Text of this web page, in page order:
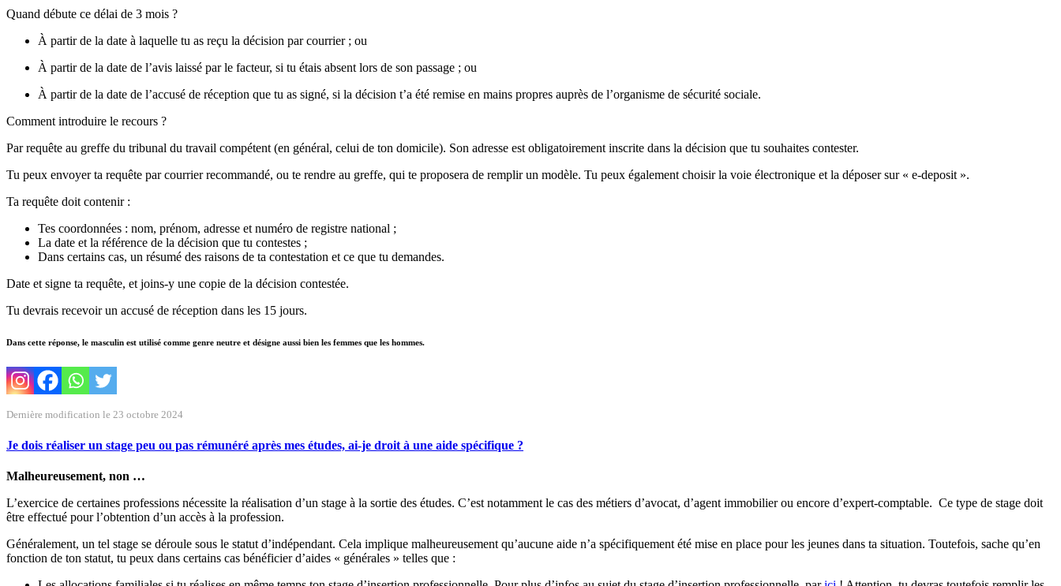
Quand débute ce délai de 3 mois ?
À partir de la date à laquelle tu as reçu la décision par courrier ; ou
À partir de la date de l’avis laissé par le facteur, si tu étais absent lors de son passage ; ou
À partir de la date de l’accusé de réception que tu as signé, si la décision t’a été remise en mains propres auprès de l’organisme de sécurité sociale.
Comment introduire le recours ?
Par requête au greffe du tribunal du travail compétent (en général, celui de ton domicile). Son adresse est obligatoirement inscrite dans la décision que tu souhaites contester.
Tu peux envoyer ta requête par courrier recommandé, ou te rendre au greffe, qui te proposera de remplir un modèle. Tu peux également choisir la voie électronique et la déposer sur « e-deposit ».
Ta requête doit contenir :
Tes coordonnées : nom, prénom, adresse et numéro de registre national ;
La date et la référence de la décision que tu contestes ;
Dans certains cas, un résumé des raisons de ta contestation et ce que tu demandes.
Date et signe ta requête, et joins-y une copie de la décision contestée.
Tu devrais recevoir un accusé de réception dans les 15 jours.
Dans cette réponse, le masculin est utilisé comme genre neutre et désigne aussi bien les femmes que les hommes.
Dernière modification le 23 octobre 2024
Je dois réaliser un stage peu ou pas rémunéré après mes études, ai-je droit à une aide spécifique ?
Malheureusement, non …
L’exercice de certaines professions nécessite la réalisation d’un stage à la sortie des études. C’est notamment le cas des métiers d’avocat, d’agent immobilier ou encore d’expert-comptable. Ce type de stage doit
être effectué pour l’obtention d’un accès à la profession.
Généralement, un tel stage se déroule sous le statut d’indépendant. Cela implique malheureusement qu’aucune aide n’a spécifiquement été mise en place pour les jeunes dans ta situation. Toutefois, sache qu’en
fonction de ton statut, tu peux dans certains cas bénéficier d’aides « générales » telles que :